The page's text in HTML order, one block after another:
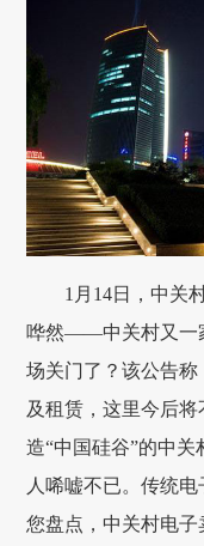
1月14日，中关
哗然——中关村又一
场关门了？该公告
及租赁，这里今后
造“中国硅谷”的中
人唏嘘不已。传统
您盘点，中关村电子